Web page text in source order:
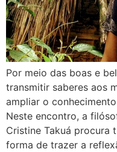
Por meio das boas e
transmitir saberes aos
ampliar o
Neste encontro, a
Cristine Takuá procura
forma de trazer a